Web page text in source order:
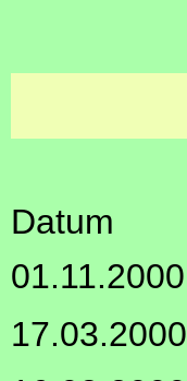
Datum
01.11.2000
17.03.2000